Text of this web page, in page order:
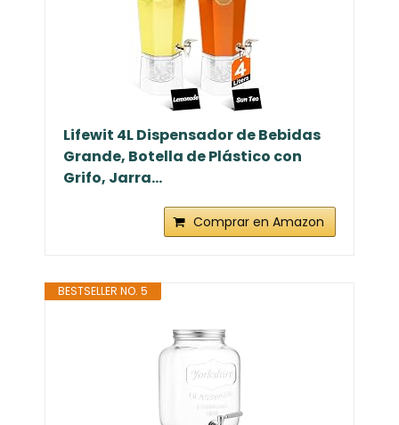
Lifewit 4L Dispensador de Bebidas
Grande, Botella de Plástico con
Grifo, Jarra...
Comprar en Amazon
BESTSELLER NO. 5